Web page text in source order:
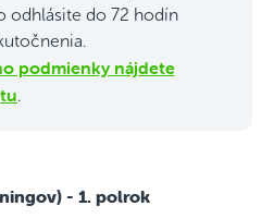
odhlásite do 72 hodín
podmienky nájdete
tu.
- 1. polrok